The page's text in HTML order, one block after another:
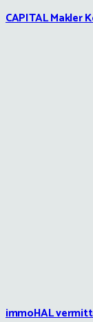
CAPITAL Makler
immoHAL